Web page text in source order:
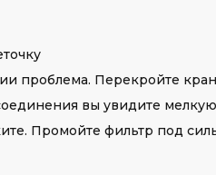
проблема. Перекройте
вы увидите мелкую
Промойте фильтр под